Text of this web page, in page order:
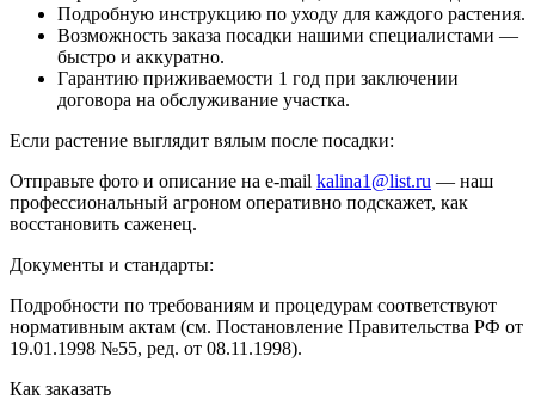
Подробную инструкцию по уходу для каждого растения.
Возможность заказа посадки нашими специалистами —
быстро и аккуратно.
Гарантию приживаемости 1 год при заключении
договора на обслуживание участка.
Если растение выглядит вялым после посадки:
Отправьте фото и описание на e-mail kalina1@list.ru — наш
профессиональный агроном оперативно подскажет, как
восстановить саженец.
Документы и стандарты:
Подробности по требованиям и процедурам соответствуют
нормативным актам (см. Постановление Правительства РФ от
19.01.1998 №55, ред. от 08.11.1998).
Как заказать